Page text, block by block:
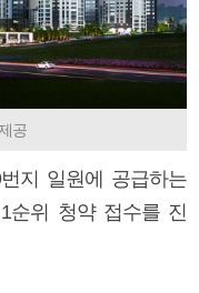
공
지 일원에 공급하는
1순위 청약 접수를 진